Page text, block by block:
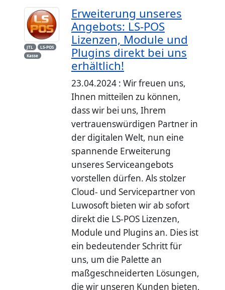
JTL
LS-POS
Kasse
Erweiterung unseres
Angebots: LS-POS
Lizenzen, Module und
Plugins direkt bei uns
erhältlich!
23.04.2024 : Wir freuen uns,
Ihnen mitteilen zu können,
dass wir bei uns, Ihrem
vertrauenswürdigen Partner in
der digitalen Welt, nun eine
spannende Erweiterung
unseres Serviceangebots
vorstellen dürfen. Als stolzer
Cloud- und Servicepartner von
Luwosoft bieten wir ab sofort
direkt die LS-POS Lizenzen,
Module und Plugins an. Dies ist
ein bedeutender Schritt für
uns, um die Palette an
maßgeschneiderten Lösungen,
die wir unseren Kunden bieten,